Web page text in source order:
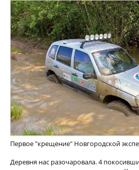
Первое "крещение" Новгородской
Деревня нас разочаровала. 4